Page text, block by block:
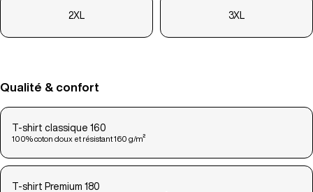
2XL 3XL
Qualité & confort
T-shirt classique 160
100% coton doux et résistant 160 g/m²
T-shirt Premium 180